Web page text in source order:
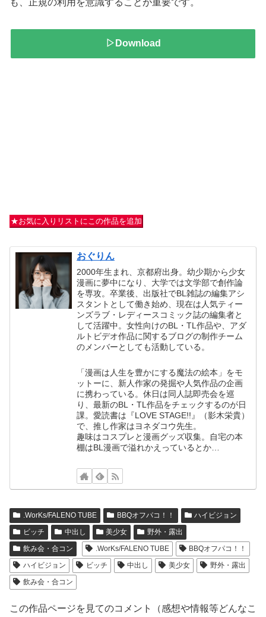
も、正規の利用を意識することが重要です。
▷Download
★お気に入りリストにこの作品を追加
おぐりん
2000年生まれ、京都府出身。幼少期から少女
漫画に夢中になり、大学では文学部で創作論
を専攻。卒業後、出版社でBL雑誌の編集アシ
スタントとして働き始め、現在は人気ティー
ンズラブ・レディースコミック誌の編集者と
して活躍中。女性向けのBL・TL作品や、アダ
ルトビデオ作品に関するブログの制作チーム
のメンバーとしても活動している。
「漫画は人生を豊かにする魔法の絵本」をモ
ットーに、新人作家の発掘や人気作品の企画
に携わっている。休日は同人誌即売会を巡
り、最新のBL・TL作品をチェックするのが日
課。愛読書は『LOVE STAGE!!』（影木栄貴）
で、推し作家はヨネダコウ先生。
趣味はコスプレと漫画グッズ収集。自宅の本
棚はBL漫画で溢れかえっているとか…
.WorKs/FALENO TUBE BBQオフパコ！！
ハイビジョン
ビッチ
中出し 美少女
野外・露出
飲み会・合コン
.WorKs/FALENO TUBE
BBQオフパコ！！
ハイビジョン
ビッチ 中出し 美少女
野外・露出
飲み会・合コン
この作品ページを見てのコメント（感想や情報等どんなこ